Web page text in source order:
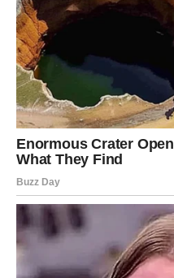
Ljubav ne oduzima
JARAC –
mogu više
Jarac pokušava da drži
naredna tri dana to neće
Ako si u vezi, dolazi do
Ako si slobodan, neko iz
osećanja.
Poruka za Jarca: